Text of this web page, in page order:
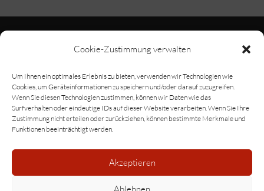
Cookie-Zustimmung verwalten
Um Ihnen ein optimales Erlebnis zu bieten, verwenden wir Technologien wie
Cookies, um Geräteinformationen zu speichern und/oder darauf zuzugreifen.
Wenn Sie diesen Technologien zustimmen, können wir Daten wie das
Surfverhalten oder eindeutige IDs auf dieser Website verarbeiten. Wenn Sie Ihre
Zustimmung nicht erteilen oder zurückziehen, können bestimmte Merkmale und
Funktionen beeinträchtigt werden.
Akzeptieren
Ablehnen
Adiphea GmbH
Zieglersgrübe 47